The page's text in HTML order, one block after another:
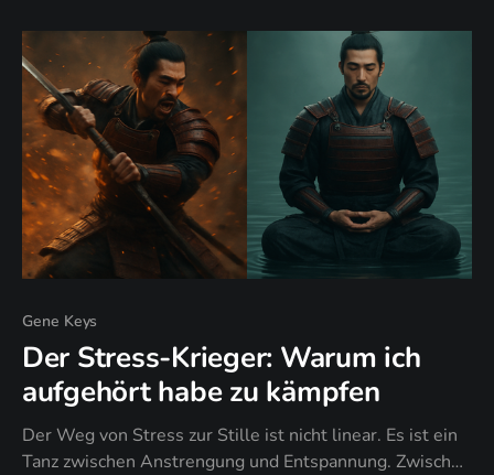
Gene Keys
Der Stress-Krieger: Warum ich
aufgehört habe zu kämpfen
Der Weg von Stress zur Stille ist nicht linear. Es ist ein
Tanz zwischen Anstrengung und Entspannung. Zwischen